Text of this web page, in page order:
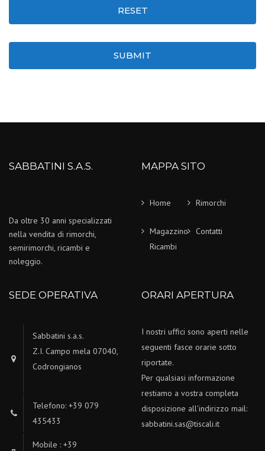
RESET
SUBMIT
SABBATINI S.A.S.
Da oltre 30 anni specializzati
nella vendita di rimorchi,
semirimorchi, ricambi e
noleggio.
MAPPA SITO
Home Rimorchi
Magazzino
Ricambi
Contatti
SEDE OPERATIVA
Sabbatini s.a.s.
Z.I. Campo mela 07040,
Codrongianos
Telefono: +39 079
435433
Mobile : +39
ORARI APERTURA
I nostri uffici sono aperti nelle
seguenti fasce orarie sotto
riportate.
Per qualsiasi informazione
restiamo a vostra completa
disposizione all'indirizzo mail:
sabbatini.sas@tiscali.it